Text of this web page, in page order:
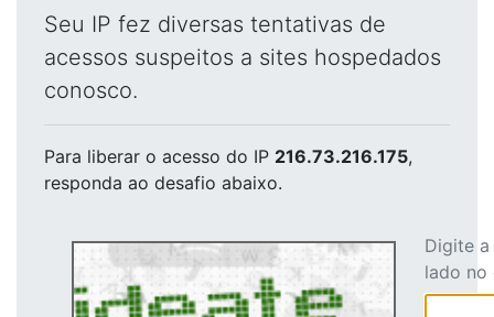
Seu IP fez diversas tentativas de
acessos suspeitos a sites hospedados
conosco.
Para liberar o acesso do IP 216.73.216.175,
responda ao desafio abaixo.
Digite
lado no